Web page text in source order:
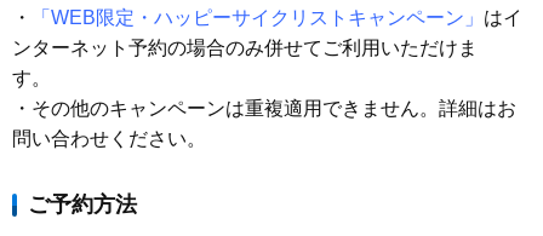
・
「 WEB限定・ハッピーサイクリストキャンペーン 」 はイ
ンターネット予約の場合のみ併せてご利用いただけま
す。
・その他のキャンペーンは重複適用できません。詳細はお
問い合わせください。
ご予約方法